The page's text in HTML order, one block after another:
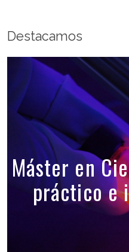
Destacamos
Máster en
práctico e